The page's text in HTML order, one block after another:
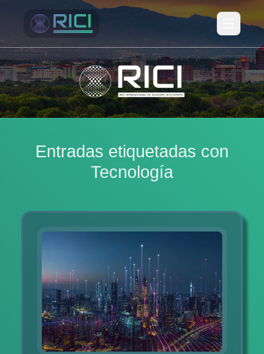
Open
Entradas etiquetadas con
Tecnología